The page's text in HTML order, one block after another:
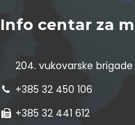
Info centar za
204. vukovarske
+385 32 450 106
+385 32 441 612